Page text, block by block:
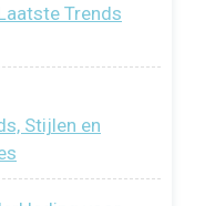
Trends
Stijlen en